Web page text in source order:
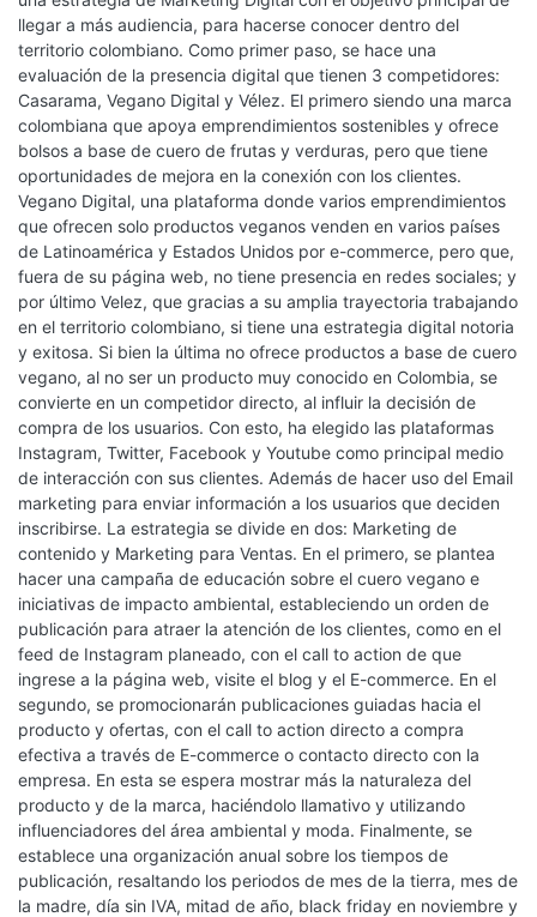
llegar a más audiencia, para hacerse conocer dentro del
territorio colombiano. Como primer paso, se hace una
evaluación de la presencia digital que tienen 3 competidores:
Casarama, Vegano Digital y Vélez. El primero siendo una marca
colombiana que apoya emprendimientos sostenibles y ofrece
bolsos a base de cuero de frutas y verduras, pero que tiene
oportunidades de mejora en la conexión con los clientes.
Vegano Digital, una plataforma donde varios emprendimientos
que ofrecen solo productos veganos venden en varios países
de Latinoamérica y Estados Unidos por e-commerce, pero que,
fuera de su página web, no tiene presencia en redes sociales; y
por último Velez, que gracias a su amplia trayectoria trabajando
en el territorio colombiano, si tiene una estrategia digital notoria
y exitosa. Si bien la última no ofrece productos a base de cuero
vegano, al no ser un producto muy conocido en Colombia, se
convierte en un competidor directo, al influir la decisión de
compra de los usuarios. Con esto, ha elegido las plataformas
Instagram, Twitter, Facebook y Youtube como principal medio
de interacción con sus clientes. Además de hacer uso del Email
marketing para enviar información a los usuarios que deciden
inscribirse. La estrategia se divide en dos: Marketing de
contenido y Marketing para Ventas. En el primero, se plantea
hacer una campaña de educación sobre el cuero vegano e
iniciativas de impacto ambiental, estableciendo un orden de
publicación para atraer la atención de los clientes, como en el
feed de Instagram planeado, con el call to action de que
ingrese a la página web, visite el blog y el E-commerce. En el
segundo, se promocionarán publicaciones guiadas hacia el
producto y ofertas, con el call to action directo a compra
efectiva a través de E-commerce o contacto directo con la
empresa. En esta se espera mostrar más la naturaleza del
producto y de la marca, haciéndolo llamativo y utilizando
influenciadores del área ambiental y moda. Finalmente, se
establece una organización anual sobre los tiempos de
publicación, resaltando los periodos de mes de la tierra, mes de
la madre, día sin IVA, mitad de año, black friday en noviembre y